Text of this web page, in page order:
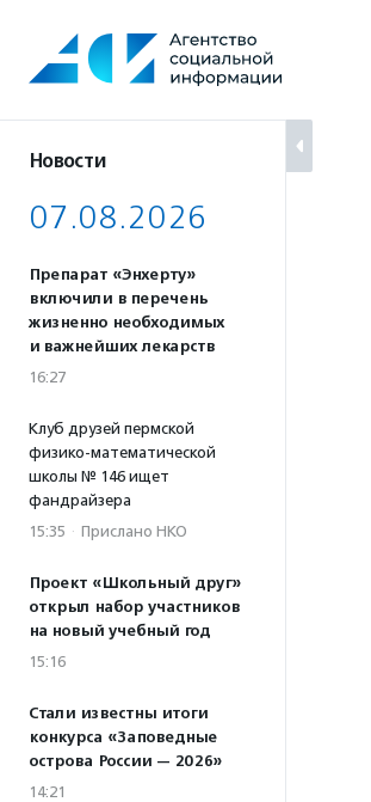
содержанию
Новости
07.08.2026
Препарат «Энхерту»
включили в перечень
жизненно необходимых
и важнейших лекарств
16:27
Клуб друзей пермской
физико-математической
школы № 146 ищет
фандрайзера
15:35 · Прислано НКО
Проект «Школьный друг»
открыл набор участников
на новый учебный год
15:16
Стали известны итоги
конкурса «Заповедные
острова России — 2026»
14:21